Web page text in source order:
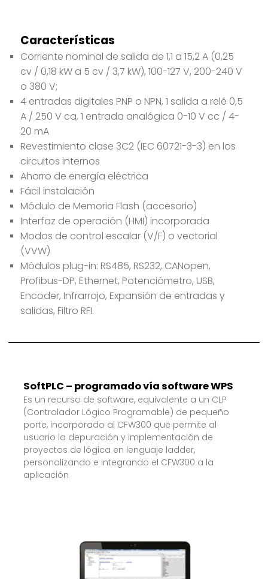
Características
Corriente nominal de salida de 1,1 a 15,2 A (0,25
cv / 0,18 kW a 5 cv / 3,7 kW), 100-127 V, 200-240 V
o 380 V;
4 entradas digitales PNP o NPN, 1 salida a relé 0,5
A / 250 V ca, 1 entrada analógica 0-10 V cc / 4-
20 mA
Revestimiento clase 3C2 (IEC 60721-3-3) en los
circuitos internos
Ahorro de energía eléctrica
Fácil instalación
Módulo de Memoria Flash (accesorio)
Interfaz de operación (HMI) incorporada
Modos de control escalar (V/F) o vectorial
(VVW)
Módulos plug-in: RS485, RS232, CANopen,
Profibus-DP, Ethernet, Potenciómetro, USB,
Encoder, Infrarrojo, Expansión de entradas y
salidas, Filtro RFI.
SoftPLC – programado vía software WPS
Es un recurso de software, equivalente a un CLP
(Controlador Lógico Programable) de pequeño
porte, incorporado al CFW300 que permite al
usuario la depuración y implementación de
proyectos de lógica en lenguaje ladder,
personalizando e integrando el CFW300 a la
aplicación